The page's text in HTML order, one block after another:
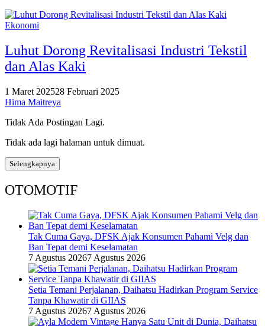
Ekonomi
Luhut Dorong Revitalisasi Industri Tekstil
dan Alas Kaki
1 Maret 202528 Februari 2025
Hima Maitreya
Tidak Ada Postingan Lagi.
Tidak ada lagi halaman untuk dimuat.
Selengkapnya
OTOMOTIF
Tak Cuma Gaya, DFSK Ajak Konsumen Pahami Velg dan
Ban Tepat demi Keselamatan
7 Agustus 20267 Agustus 2026
Setia Temani Perjalanan, Daihatsu Hadirkan Program Service
Tanpa Khawatir di GIIAS
7 Agustus 20267 Agustus 2026